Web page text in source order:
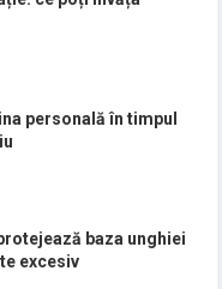
personală în timpul
baza unghiei
excesiv